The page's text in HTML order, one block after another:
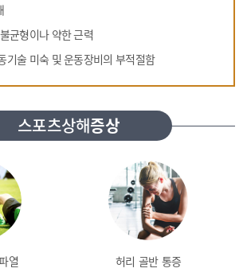
균형이나 약한 근력
기술 미숙 및 운동장비의 부적절함
스포츠상해증상
열 허리 골반 통증